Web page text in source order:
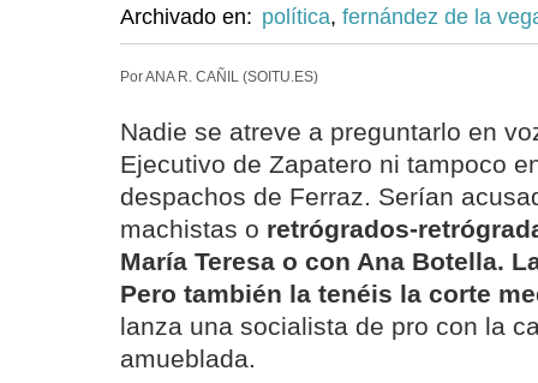
Archivado en: política, fernández de la
Por ANA R. CAÑIL (SOITU.ES)
Nadie se atreve a preguntarlo en
Ejecutivo de Zapatero ni tampoco
despachos de Ferraz. Serían
machistas o retrógrados-
María Teresa o con Ana Botella.
Pero también la tenéis la corte
lanza una socialista de pro con la
amueblada.